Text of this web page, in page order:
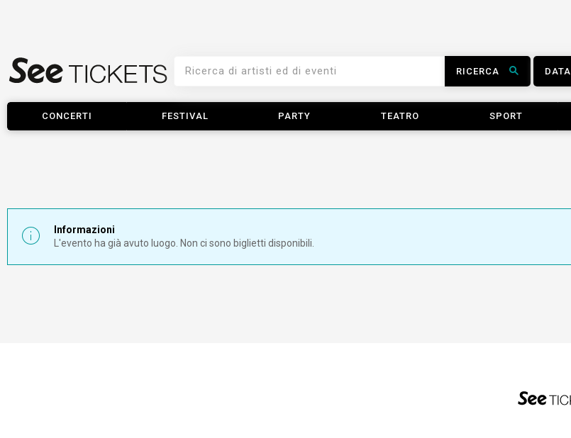
RICERCA DATA
CONCERTI FESTIVAL PARTY TEATRO SPORT
Informazioni
L'evento ha già avuto luogo. Non ci sono biglietti disponibili.